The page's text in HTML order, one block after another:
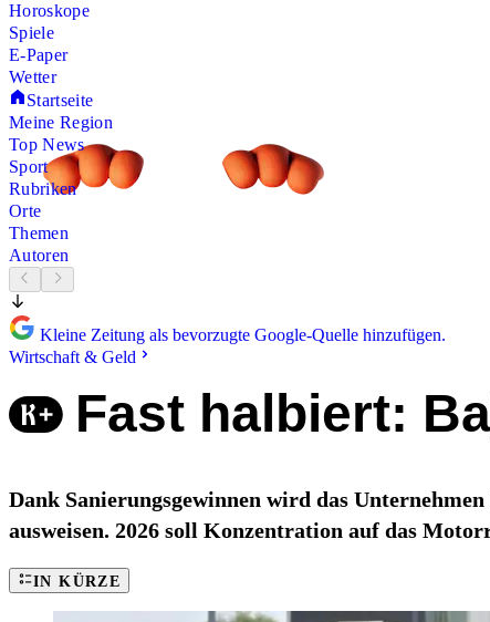
Horoskope
Spiele
E-Paper
Wetter
Startseite
Meine Region
Top News
Sport
Rubriken
Orte
Themen
Autoren
Kleine Zeitung als bevorzugte Google-Quelle hinzufügen.
Wirtschaft & Geld
Fast halbiert:
Dank Sanierungsgewinnen wird das
ausweisen. 2026 soll Konzentration auf das
IN KÜRZE